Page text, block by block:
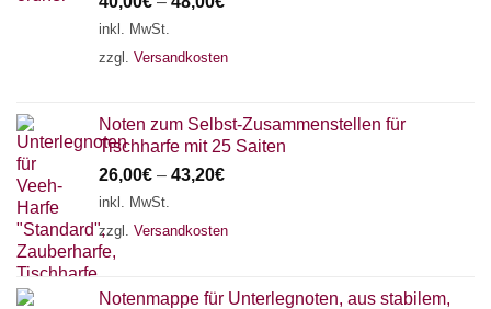
inkl. MwSt.
zzgl. Versandkosten
Noten zum Selbst-Zusammenstellen für
Tischharfe mit 25 Saiten
26,00€ – 43,20€
inkl. MwSt.
zzgl. Versandkosten
Notenmappe für Unterlegnoten, aus stabilem,